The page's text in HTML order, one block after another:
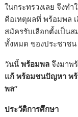
ในกระทรวงเลย จึงท
คือเหตุผลที่ พร้อมพล
สมัครรับเลือกตั้งเป็น
ทั้งหมด ของประชาช
วันนี้พร้อมพล จึงมาพ
แก้ พร้อมชนปัญหา พ
พล”
ประวัติการศึกษา